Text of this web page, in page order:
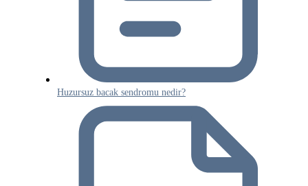
Huzursuz bacak sendromu nedir?